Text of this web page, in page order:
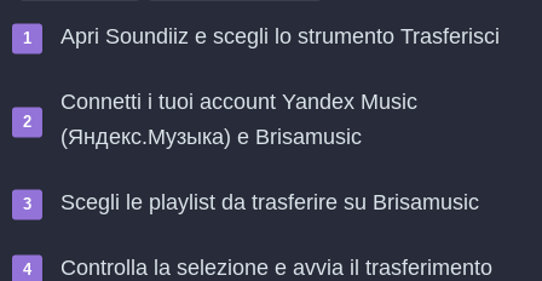
Apri Soundiiz e scegli lo strumento Trasferisci
Connetti i tuoi account Yandex Music
(Яндекс.Музыка) e Brisamusic
Scegli le playlist da trasferire su Brisamusic
Controlla la selezione e avvia il trasferimento